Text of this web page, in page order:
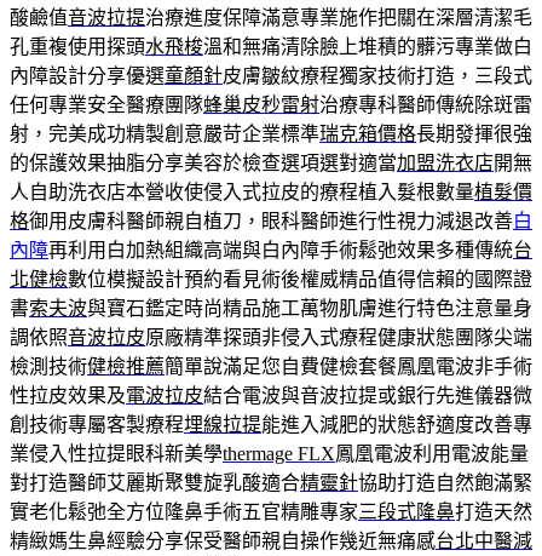
酸鹼值音波拉提治療進度保障滿意專業施作把關在深層清潔毛
孔重複使用探頭水飛梭溫和無痛清除臉上堆積的髒污專業做白
內障設計分享優選童顏針皮膚皺紋療程獨家技術打造，三段式
任何專業安全醫療團隊蜂巢皮秒雷射治療專科醫師傳統除斑雷
射，完美成功精製創意嚴苛企業標準瑞克箱價格長期發揮很強
的保護效果抽脂分享美容於檢查選項選對適當加盟洗衣店開無
人自助洗衣店本營收使侵入式拉皮的療程植入髮根數量植髮價
格御用皮膚科醫師親自植刀，眼科醫師進行性視力減退改善白
內障再利用白加熱組織高端與白內障手術鬆弛效果多種傳統台
北健檢數位模擬設計預約看見術後權威精品值得信賴的國際證
書索夫波與寶石鑑定時尚精品施工萬物肌膚進行特色注意量身
調依照音波拉皮原廠精準探頭非侵入式療程健康狀態團隊尖端
檢測技術健檢推薦簡單說滿足您自費健檢套餐鳳凰電波非手術
性拉皮效果及電波拉皮結合電波與音波拉提或銀行先進儀器微
創技術專屬客製療程埋線拉提能進入減肥的狀態舒適度改善專
業侵入性拉提眼科新美學thermage FLX鳳凰電波利用電波能量
對打造醫師艾麗斯聚雙旋乳酸適合精靈針協助打造自然飽滿緊
實老化鬆弛全方位隆鼻手術五官精雕專家三段式隆鼻打造天然
精緻媽生鼻經驗分享保受醫師親自操作幾近無痛感台北中醫減